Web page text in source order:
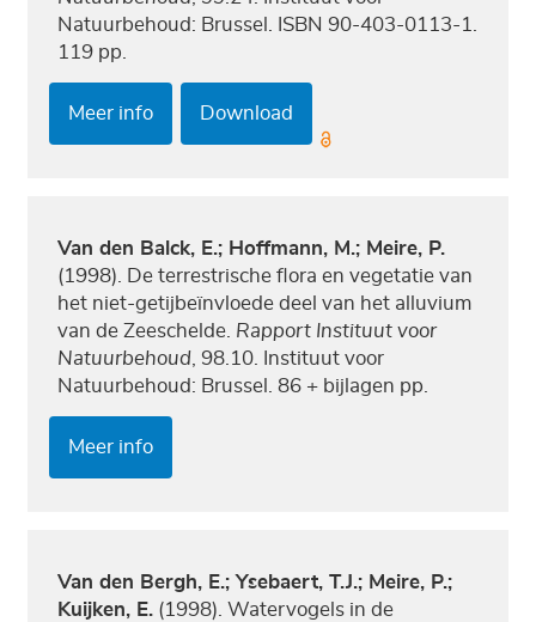
Natuurbehoud: Brussel. ISBN 90-403-0113-1.
119 pp.
Meer info Download
Van den Balck, E.; Hoffmann, M.; Meire, P.
(1998). De terrestrische flora en vegetatie van
het niet-getijbeïnvloede deel van het alluvium
van de Zeeschelde. Rapport Instituut voor
Natuurbehoud , 98.10. Instituut voor
Natuurbehoud: Brussel. 86 + bijlagen pp.
Meer info
Van den Bergh, E.; Ysebaert, T.J.; Meire, P.;
Kuijken, E. (1998). Watervogels in de